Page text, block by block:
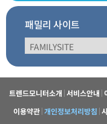
패밀리 사이트
트렌드모니터소개 서비스안내
이용약관 개인정보처리방침